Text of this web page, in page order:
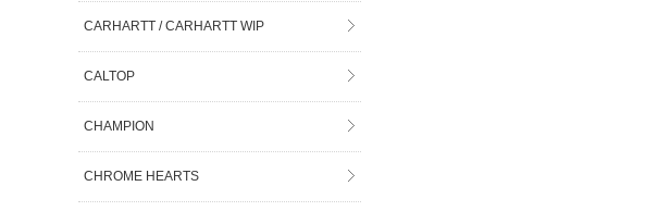
CARHARTT / CARHARTT WIP
CALTOP
CHAMPION
CHROME HEARTS